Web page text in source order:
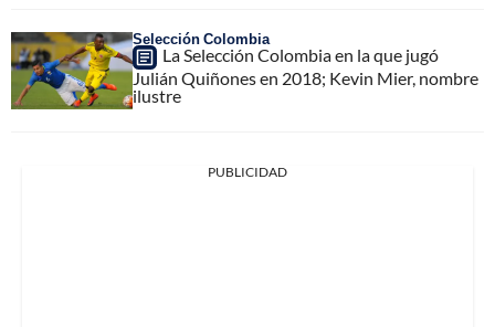
Selección Colombia
La Selección Colombia en la que jugó
Julián Quiñones en 2018; Kevin Mier, nombre
ilustre
PUBLICIDAD